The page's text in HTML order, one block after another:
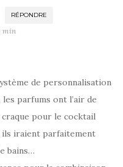
RÉPONDRE
min
de personnalisation
parfums ont l’air de
pour le cocktail
ils iraient parfaitement
bains…